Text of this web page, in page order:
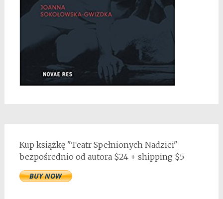
Kup książkę "Teatr Spełnionych Nadziei"
bezpośrednio od autora $24 + shipping $5